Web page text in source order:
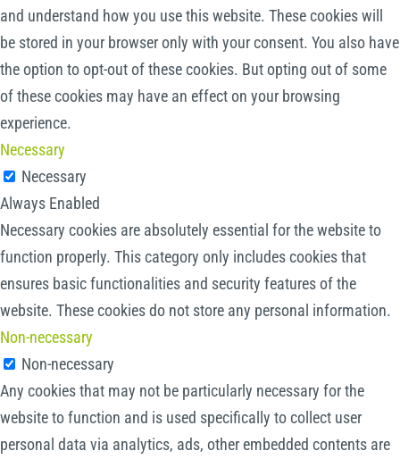
and understand how you use this website. These cookies will
be stored in your browser only with your consent. You also have
the option to opt-out of these cookies. But opting out of some
of these cookies may have an effect on your browsing
experience.
Necessary
Necessary
Always Enabled
Necessary cookies are absolutely essential for the website to
function properly. This category only includes cookies that
ensures basic functionalities and security features of the
website. These cookies do not store any personal information.
Non-necessary
Non-necessary
Any cookies that may not be particularly necessary for the
website to function and is used specifically to collect user
personal data via analytics, ads, other embedded contents are